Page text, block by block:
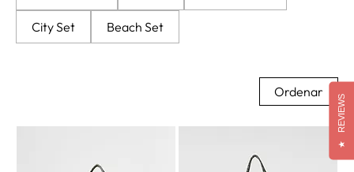
City Set Beach Set
Ordenar
★
REVIEWS